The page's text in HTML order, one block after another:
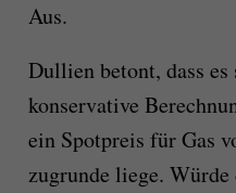
Aus.
Dullien betont, dass
konservative
ein Spotpreis für Gas
zugrunde liege.